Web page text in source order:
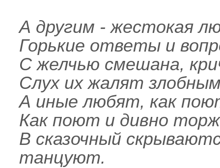
А другим - жестокая
Горькие ответы и
С желчью смешана,
Слух их жалят
А иные любят, как
Как поют и дивно
В сказочный
танцуют.